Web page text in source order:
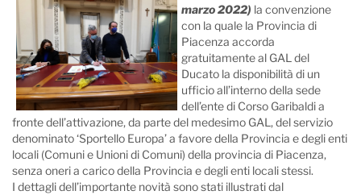
marzo 2022) la convenzione
con la quale la Provincia di
Piacenza accorda
gratuitamente al GAL del
Ducato la disponibilità di un
ufficio all’interno della sede
dell’ente di Corso Garibaldi a
fronte dell’attivazione, da parte del medesimo GAL, del servizio
denominato ‘Sportello Europa’ a favore della Provincia e degli enti
locali (Comuni e Unioni di Comuni) della provincia di Piacenza,
senza oneri a carico della Provincia e degli enti locali stessi.
I dettagli dell’importante novità sono stati illustrati dal